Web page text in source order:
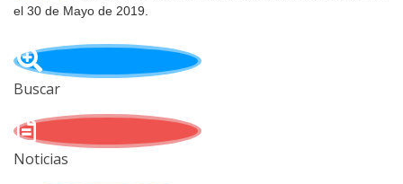
el 30 de Mayo de 2019.
Buscar
Noticias